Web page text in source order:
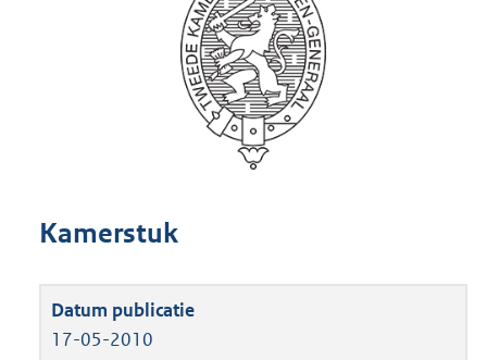
Kamerstuk
17-05-2010